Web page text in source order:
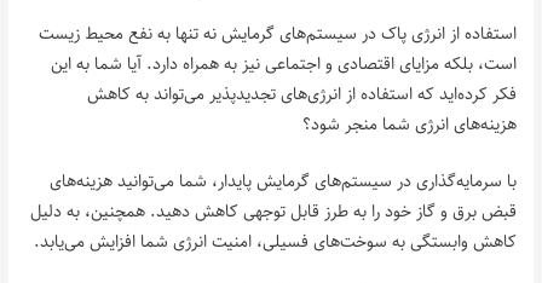
استفاده از انرژی پاک در سیستم‌های گرمایش نه تنها به نفع محیط زیست
است، بلکه مزایای اقتصادی و اجتماعی نیز به همراه دارد. آیا شما به این
فکر کرده‌اید که استفاده از انرژی‌های تجدیدپذیر می‌تواند به کاهش
هزینه‌های انرژی شما منجر شود؟
با سرمایه‌گذاری در سیستم‌های گرمایش پایدار، شما می‌توانید هزینه‌های
قبض برق و گاز خود را به طرز قابل توجهی کاهش دهید. همچنین، به دلیل
کاهش وابستگی به سوخت‌های فسیلی، امنیت انرژی شما افزایش می‌یابد.